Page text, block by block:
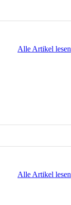
Alle Artikel lesen
Alle Artikel lesen